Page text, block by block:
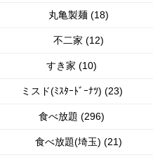
丸亀製麺 (18)
不二家 (12)
すき家 (10)
ミスド(ﾐｽﾀｰﾄﾞｰﾅﾂ) (23)
食べ放題 (296)
食べ放題(埼玉) (21)